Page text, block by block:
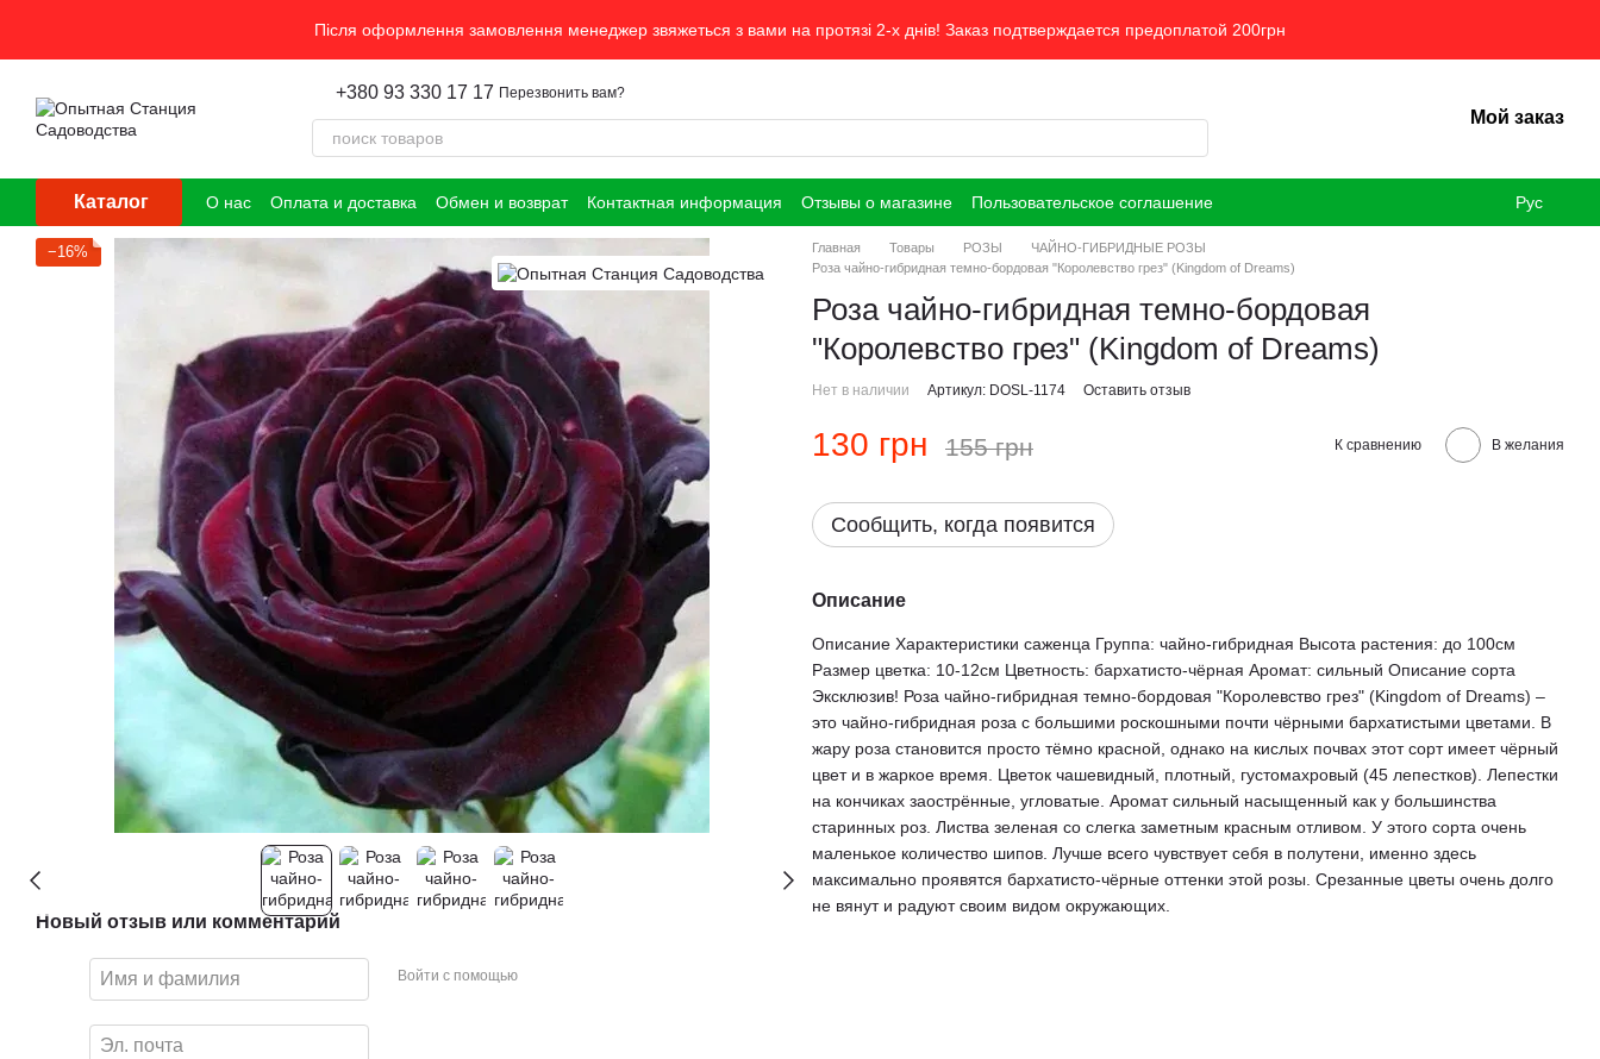
Після оформлення замовлення менеджер звяжеться з вами на протязі 2-х днів! Заказ подтверждается предоплатой 200грн
+380 93 330 17 17 Перезвонить вам?
Мой заказ
Каталог О нас Оплата и доставка Обмен и возврат Контактная информация Отзывы о магазине Пользовательское соглашение Рус
−16%
Новый отзыв или комментарий
Войти с помощью
Главная Товары РОЗЫ
ЧАЙНО-ГИБРИДНЫЕ РОЗЫ
Роза чайно-гибридная темно-бордовая "Королевство грез" (Kingdom of Dreams)
Роза чайно-гибридная темно-бордовая
"Королевство грез" (Kingdom of Dreams)
Нет в наличии Артикул: DOSL-1174 Оставить отзыв
130 грн 155 грн К сравнению В желания
Сообщить, когда появится
Описание
Описание Характеристики саженца Группа: чайно-гибридная Высота растения: до 100см
Размер цветка: 10-12см Цветность: бархатисто-чёрная Аромат: сильный Описание сорта
Эксклюзив! Роза чайно-гибридная темно-бордовая "Королевство грез" (Kingdom of Dreams) –
это чайно-гибридная роза с большими роскошными почти чёрными бархатистыми цветами. В
жару роза становится просто тёмно красной, однако на кислых почвах этот сорт имеет чёрный
цвет и в жаркое время. Цветок чашевидный, плотный, густомахровый (45 лепестков). Лепестки
на кончиках заострённые, угловатые. Аромат сильный насыщенный как у большинства
старинных роз. Листва зеленая со слегка заметным красным отливом. У этого сорта очень
маленькое количество шипов. Лучше всего чувствует себя в полутени, именно здесь
максимально проявятся бархатисто-чёрные оттенки этой розы. Срезанные цветы очень долго
не вянут и радуют своим видом окружающих.